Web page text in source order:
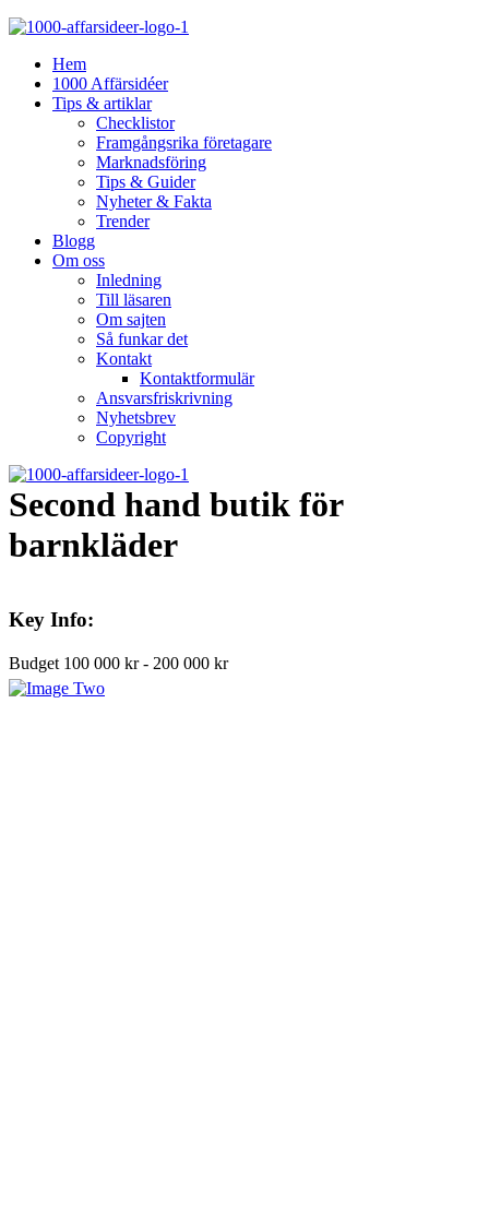
Hem
1000 Affärsidéer
Tips & artiklar
Checklistor
Framgångsrika företagare
Marknadsföring
Tips & Guider
Nyheter & Fakta
Trender
Blogg
Om oss
Inledning
Till läsaren
Om sajten
Så funkar det
Kontakt
Kontaktformulär
Ansvarsfriskrivning
Nyhetsbrev
Copyright
Second hand butik för
barnkläder
Key Info:
Budget 100 000 kr - 200 000 kr